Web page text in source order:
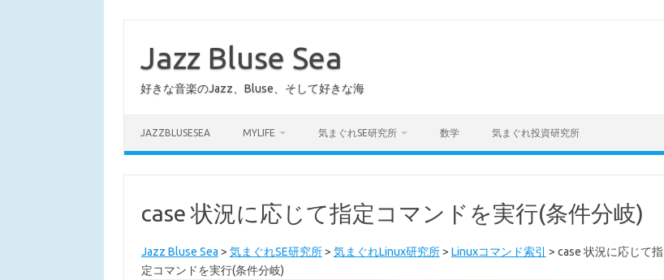
Jazz Bluse Sea
好きな音楽のJazz、Bluse、そして好きな海
JAZZBLUSESEA MYLIFE 気まぐれSE研究所 数学 気まぐれ投資研究所
case 状況に応じて指定コマンドを実行(条件分岐)
Jazz Bluse Sea > 気まぐれSE研究所> 気まぐれLinux研究所> Linuxコマンド索引 > case 状況に応じて指
定コマンドを実行(条件分岐)